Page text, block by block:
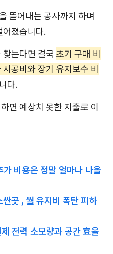
뜯어내는 공사까지 하며
어졌습니다.
찾는다면 결국 초기 구매 비
공비와 장기 유지보수 비
다.
면 예상치 못한 지출로 이
비용은 정말 얼마나 나올
곳 , 월 유지비 폭탄 피하
전력 소모량과 공간 효율